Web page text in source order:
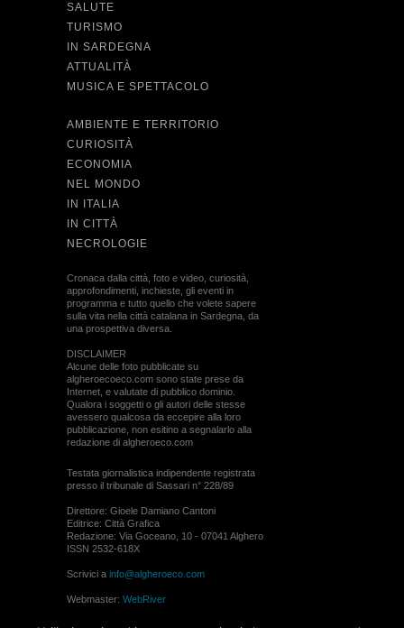
SALUTE
TURISMO
IN SARDEGNA
ATTUALITÀ
MUSICA E SPETTACOLO
AMBIENTE E TERRITORIO
CURIOSITÀ
ECONOMIA
NEL MONDO
IN ITALIA
IN CITTÀ
NECROLOGIE
Cronaca dalla città, foto e video, curiosità,
approfondimenti, inchieste, gli eventi in
programma e tutto quello che volete sapere
sulla vita nella città catalana in Sardegna, da
una prospettiva diversa.
DISCLAIMER
Alcune delle foto pubblicate su
algheroecoeco.com sono state prese da
Internet, e valutate di pubblico dominio.
Qualora i soggetti o gli autori delle stesse
avessero qualcosa da eccepire alla loro
pubblicazione, non esitino a segnalarlo alla
redazione di algheroeco.com
Testata giornalistica indipendente registrata
presso il tribunale di Sassari n° 228/89
Direttore: Gioele Damiano Cantoni
Editrice: Città Grafica
Redazione: Via Goceano, 10 - 07041 Alghero
ISSN 2532-618X
Scrivici a info@algheroeco.com
Webmaster: WebRiver